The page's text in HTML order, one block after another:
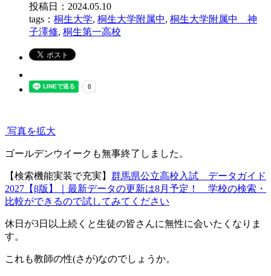
投稿日：2024.05.10
tags： 桐生大学, 桐生大学附属中, 桐生大学附属中 神
子澤修, 桐生第一高校
写真を拡大
ゴールデンウイークも無事終了しました。
【検索機能実装で充実】 群馬県公立高校入試 データガイド
2027【β版】｜最新データの更新は8月予定！ 学校の検索・
比較ができるので試してみてください
休日が3日以上続くと生徒の皆さんに無性に会いたくなりま
す。
これも教師の性(さが)なのでしょうか。